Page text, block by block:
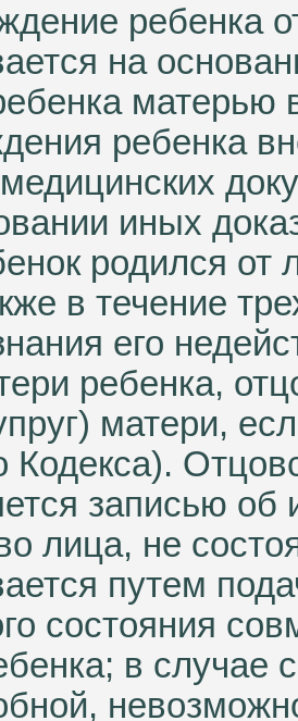
ребенка
на
матерью
ребенка
иных
родился
в течение
его
ребенка,
матери,
Кодекса).
записью об
лица, не
путем
состояния
в случае